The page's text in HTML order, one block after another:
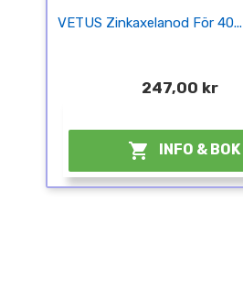
VETUS Zinkaxelanod För 40...
247,00 kr
 INFO & BOK